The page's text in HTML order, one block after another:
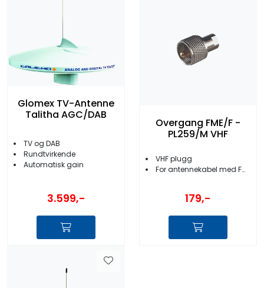
Glomex TV-Antenne
Talitha AGC/DAB
TV og DAB
Rundtvirkende
Automatisk gain
3.599,-
Overgang FME/F -
PL259/M VHF
VHF plugg
For antennekabel med FME-terminator
179,-